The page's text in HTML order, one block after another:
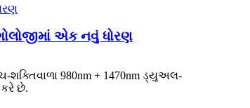
એક નવું ધોરણ
980nm + 1470nm ડ્યુઅલ-
છે.